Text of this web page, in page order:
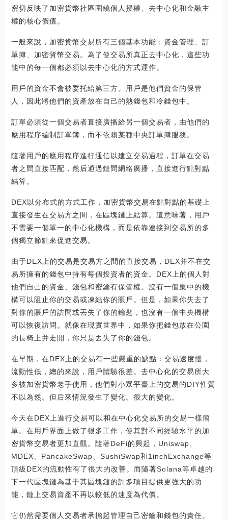
密切反映了加密貨幣社區圍繞個人授權、去中心化和金融主
權的核心價值。
一般來說，加密貨幣交易所有三個基本功能：資金管理、訂
單簿、加密貨幣交易。為了使交易所真正去中心化，這些功
能中的每一個都必須以去中心化的方式運作。
用戶的資金不會被委托給第三方。用戶是他們資金的保管
人，因此將他們的資產放在自己的熱錢包和冷錢包中。
訂單必須從一個交易者直接廣播給另一個交易者，由他們的
應用程序編制訂單簿，而不依賴某種中央訂單簿服務。
隨著用戶的應用程序進行通信以建立交易過程，訂單在交易
者之間直接匹配，然后通過鏈間網絡廣播，直接進行點對點
結算。
DEX以分布式的方式工作，加密貨幣交易在點對點的基礎上
直接發生在交易方之間，在區塊鏈上結算。這意味著，用戶
不需要一個單一的中心化機構，而是依靠連接到交易所的多
個獨立節點來促進交易。
由于DEX上的交易是交易方之間的直接交易，DEX并不在交
易所擁有的錢包中持有每個投資者的資金。DEX上的個人對
他們自己的資金、錢包和密鑰有保管權。沒有一個集中的機
構可以阻止你的交易或凍結你的賬戶。但是，如果你失去了
對你的賬戶的訪問或丟失了你的鑰匙，也沒有一個中央機構
可以恢復訪問。就像在現實世界中，如果你把錢包放在公園
的長椅上并走開，你只是丟失了你的錢包。
在早期，在DEX上的交易有一些嚴重的缺點：交易速度慢，
流動性低，總的來說，用戶體驗很差。去中心化的交易所大
多被加密貨幣老手使用，他們對小眾平臺上的交易的DIY性質
不以為然。但后來情況發生了變化。很大的變化。
今天在DEX上進行交易可以和在中心化交易所的交易一樣簡
單。在用戶界面上做了很多工作，使其對不同經驗水平的加
密貨幣交易者更加直觀。隨著DeFi的興起，Uniswap、
MDEX、PancakeSwap、SushiSwap和1inchExchange等
頂級DEX的流動性有了很大的改善。而隨著Solana等卓越的
下一代區塊鏈為基于其區塊鏈的許多項目提供更強大的功
能，鏈上交易資產不再以較低的速度為代價。
它仍然需要個人交易者承擔起管理自己密鑰和錢包的責任。